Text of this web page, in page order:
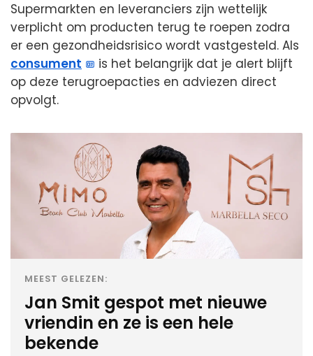
Supermarkten en leveranciers zijn wettelijk
verplicht om producten terug te roepen zodra
er een gezondheidsrisico wordt vastgesteld. Als
consument
is het belangrijk dat je alert blijft
op deze terugroepacties en adviezen direct
opvolgt.
MEEST GELEZEN:
Jan Smit gespot met nieuwe
vriendin en ze is een hele
bekende